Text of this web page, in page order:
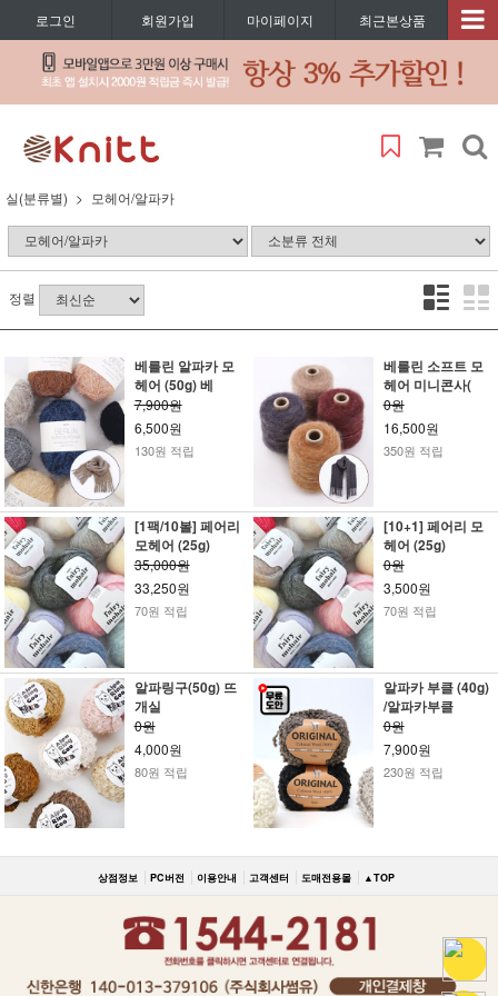
로그인 회원가입 마이페이지 최근본상품
실(분류별) 모헤어/알파카
정렬
베를린 알파카 모
헤어 (50g) 베
7,900원
6,500원
130원 적립
베를린 소프트 모
헤어 미니콘사(
0원
16,500원
350원 적립
[1팩/10볼] 페어리
모헤어 (25g)
35,000원
33,250원
70원 적립
[10+1] 페어리 모
헤어 (25g)
0원
3,500원
70원 적립
알파링구(50g) 뜨
개실
0원
4,000원
80원 적립
알파카 부클 (40g)
/알파카부클
0원
7,900원
230원 적립
상점정보 PC버전 이용안내 고객센터 도매전용몰 ▲TOP